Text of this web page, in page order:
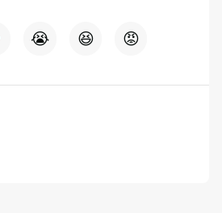
😭 😆 😡